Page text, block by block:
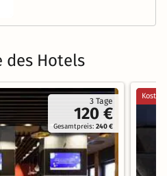
des Hotels
3 Tage
120 €
Gesamtpreis:240 €